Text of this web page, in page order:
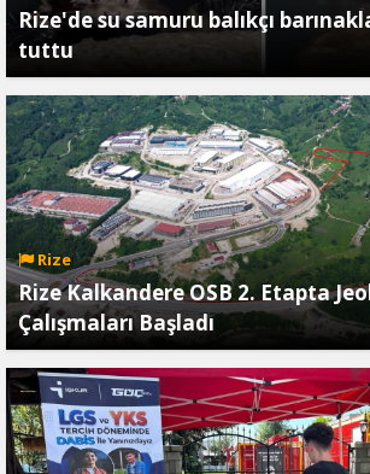
Rize'de su samuru balıkçı
tuttu
Rize
Rize Kalkandere OSB 2. Etapta
Çalışmaları Başladı